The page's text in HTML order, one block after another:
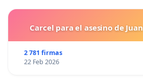
Carcel para el asesino de
2 781 firmas
22 Feb 2026